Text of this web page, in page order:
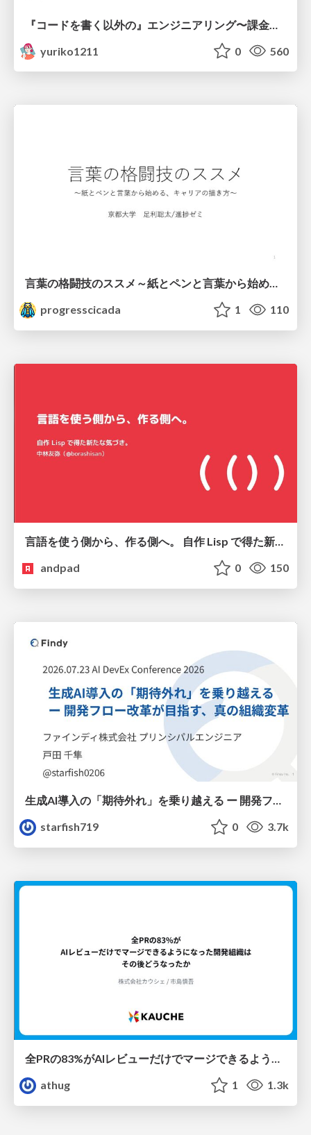
yuriko1211
0 560
言葉の格闘技のススメ～紙とペンと言葉から始める、キャリアの描き方～
progresscicada
1 110
言語を使う側から、作る側へ。 自作 Lisp で得た新たな気づき。
andpad
0 150
starfish719
0 3.7k
全PRの83%がAIレビューだけでマージできるようになった開発組織はその後どうなったか
athug
1 1.3k